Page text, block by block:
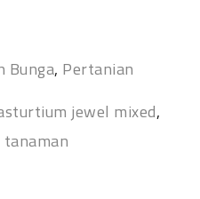
Bunga, Pertanian
jewel mixed,
tanaman